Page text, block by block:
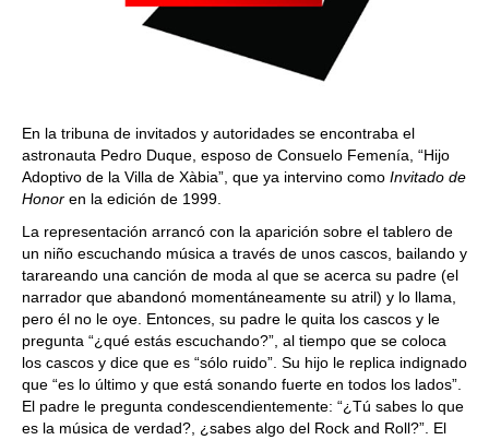
En la tribuna de invitados y autoridades se encontraba el
astronauta Pedro Duque, esposo de Consuelo Femenía, “Hijo
Adoptivo de la Villa de Xàbia”, que ya intervino como Invitado de
Honor en la edición de 1999.
La representación arrancó con la aparición sobre el tablero de
un niño escuchando música a través de unos cascos, bailando y
tarareando una canción de moda al que se acerca su padre (el
narrador que abandonó momentáneamente su atril) y lo llama,
pero él no le oye. Entonces, su padre le quita los cascos y le
pregunta “¿qué estás escuchando?”, al tiempo que se coloca
los cascos y dice que es “sólo ruido”. Su hijo le replica indignado
que “es lo último y que está sonando fuerte en todos los lados”.
El padre le pregunta condescendientemente: “¿Tú sabes lo que
es la música de verdad?, ¿sabes algo del Rock and Roll?”. El